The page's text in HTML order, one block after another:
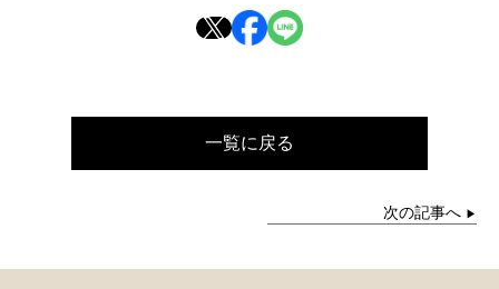
一覧に戻る
次の記事へ ▶